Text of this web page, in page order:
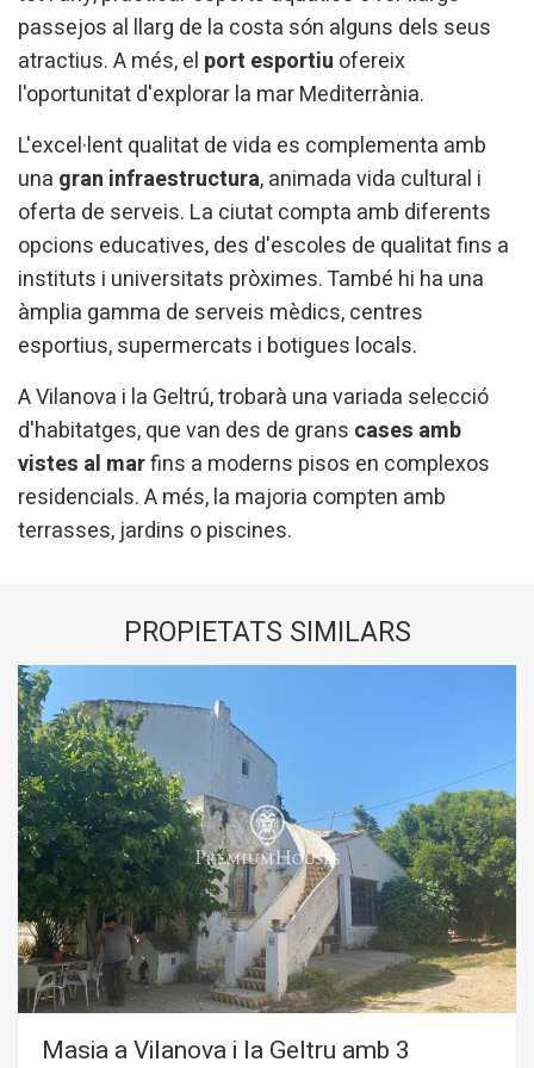
passejos al llarg de la costa són alguns dels seus
atractius. A més, el port esportiu ofereix
l'oportunitat d'explorar la mar Mediterrània.
L'excel·lent qualitat de vida es complementa amb
una gran infraestructura, animada vida cultural i
oferta de serveis. La ciutat compta amb diferents
opcions educatives, des d'escoles de qualitat fins a
instituts i universitats pròximes. També hi ha una
àmplia gamma de serveis mèdics, centres
esportius, supermercats i botigues locals.
A Vilanova i la Geltrú, trobarà una variada selecció
d'habitatges, que van des de grans cases amb
vistes al marfins a moderns pisos en complexos
residencials. A més, la majoria compten amb
terrasses, jardins o piscines.
PROPIETATS SIMILARS
Masia a Vilanova i la Geltru amb 3
Marketing i publicitat
Aquestes cookies són utilitzades per emmagatzemar
informació sobre les preferències i les eleccions personals
hàbits de navegació. Gràcies a elles, podem conèixer els
hàbits de navegació al lloc web i mostrar publicitat
relacionada amb el perfil de navegació de l'usuari.